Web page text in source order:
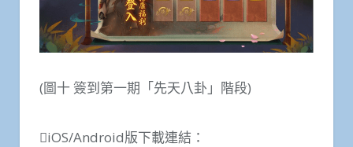
(圖十 簽到第一期「先天八卦」階段)
iOS/Android版下載連結：